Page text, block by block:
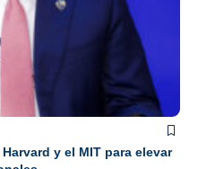
y el MIT para elevar